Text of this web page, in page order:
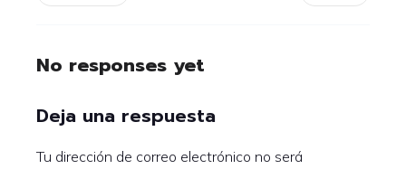
No responses yet
Deja una respuesta
Tu dirección de correo electrónico no será